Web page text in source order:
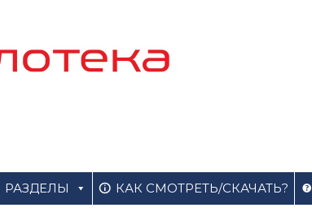
РАЗДЕЛЫ КАК СМОТРЕТЬ/СКАЧАТЬ?